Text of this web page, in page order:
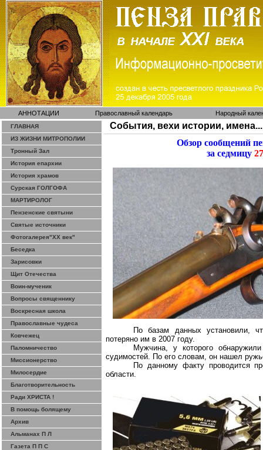
АННОТАЦИИ Православный календарь Народный
ГЛАВНАЯ
ИЗ ЖИЗНИ МИТРОПОЛИИ
Тронный Зал
История епархии
История храмов
Сурская ГОЛГОФА
МАРТИРОЛОГ
Пензенские святыни
Святые источники
Фотогалерея"ХХ век"
Беседка
Зарисовки
Щит Отечества
Воин-мученик
Вопросы священнику
Воскресная школа
Православные чудеса
Ковчежец
Паломничество
Миссионерство
Милосердие
Благотворительность
Ради ХРИСТА !
В помощь болящему
Архив
Альманах П Л
Газета П П С
События, вехи истории, имена...
Обзор сообщений
за седмицу
По базам данных установили,
потеряно им в 2007 году.
Мужчина, у которого
судимостей. По его словам, он нашел
По данному факту проводится
области.